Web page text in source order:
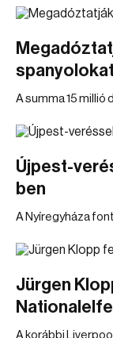
A summa 15 millió
Újpest-
ben
A Nyíregyháza
Jürgen
A korábbi